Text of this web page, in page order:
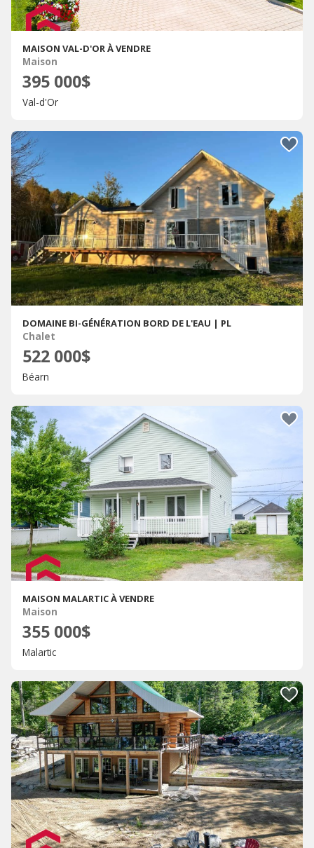
MAISON VAL-D'OR À VENDRE
Maison
395 000$
Val-d'Or
DOMAINE BI-GÉNÉRATION BORD DE L'EAU | PL
Chalet
522 000$
Béarn
MAISON MALARTIC À VENDRE
Maison
355 000$
Malartic